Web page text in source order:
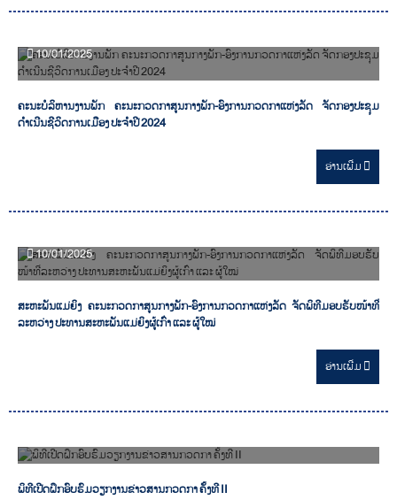
10/01/2025
ຄະນະບໍລິຫານງານພັກ ຄະນະກວດກາສູນກາງພັກ-ອົງການກວດກາແຫ່ງລັດ ຈັດກອງປະຊຸມ
ດຳເນີນຊີວິດການເມືອງ ປະຈຳປີ 2024
ອ່ານ​ເພີ່ມ
10/01/2025
ສະຫະພັນແມ່ຍິງ ຄະນະກວດກາສູນກາງພັກ-ອົງການກວດກາແຫ່ງລັດ ຈັດພິທີມອບຮັບໜ້າທີ່
ລະຫວ່າງ ປະທານສະຫະພັນແມ່ຍິງຜູ້ເກົ່າ ແລະ ຜູ້ໃໝ່
ອ່ານ​ເພີ່ມ
ພິທີເປີດຝຶກອົບຮົມວຽກງານຂ່າວສານກວດກາ ຄັ້ງທີ II